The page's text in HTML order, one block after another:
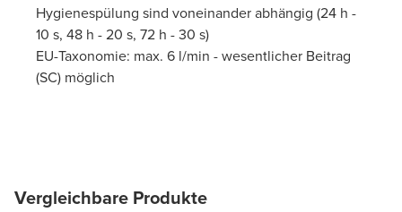
Hygienespülung sind voneinander abhängig (24 h -
10 s, 48 h - 20 s, 72 h - 30 s)
EU-Taxonomie: max. 6 l/min - wesentlicher Beitrag
(SC) möglich
Vergleichbare Produkte